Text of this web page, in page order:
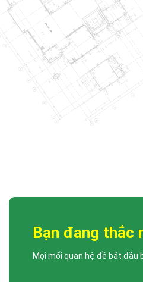
LỄ TRAO QUYẾT ĐỊNH VÀ BỔ
Bạn đang thắc
Mọi mối quan hệ đề bắt đầu